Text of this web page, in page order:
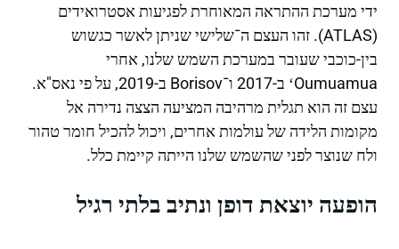
ידי מערכת ההתראה המאוחרת לפגיעות אסטרואידים
(ATLAS). זהו העצם ה־שלישי שניתן לאשר כגשוש
בין-כוכבי שעובר במערכת השמש שלנו, אחרי
ʻOumuamua ב-2017 ו־Borisov ב-2019, על פי נאס"א.
עצם זה הוא תגלית מרהיבה המציעה הצצה נדירה אל
מקומות הלידה של עולמות אחרים, ויכול להכיל חומר טהור
ולח שנוצר לפני שהשמש שלנו הייתה קיימת כלל.
הופעה יוצאת דופן ונתיב בלתי רגיל